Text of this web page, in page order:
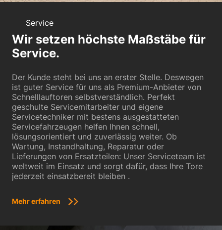
Service
Wir setzen höchste Maßstäbe für
Service.
Der Kunde steht bei uns an erster Stelle. Deswegen
ist guter Service für uns als Premium-Anbieter von
Schnelllauftoren selbstverständlich. Perfekt
geschulte Servicemitarbeiter und eigene
Servicetechniker mit bestens ausgestatteten
Servicefahrzeugen helfen Ihnen schnell,
lösungsorientiert und zuverlässig weiter. Ob
Wartung, Instandhaltung, Reparatur oder
Lieferungen von Ersatzteilen: Unser Serviceteam ist
weltweit im Einsatz und sorgt dafür, dass Ihre Tore
jederzeit einsatzbereit bleiben .
Mehr erfahren